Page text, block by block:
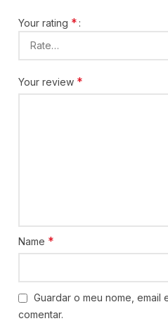
Your rating *
Your review *
Name *
Guardar o meu nome,
comentar.